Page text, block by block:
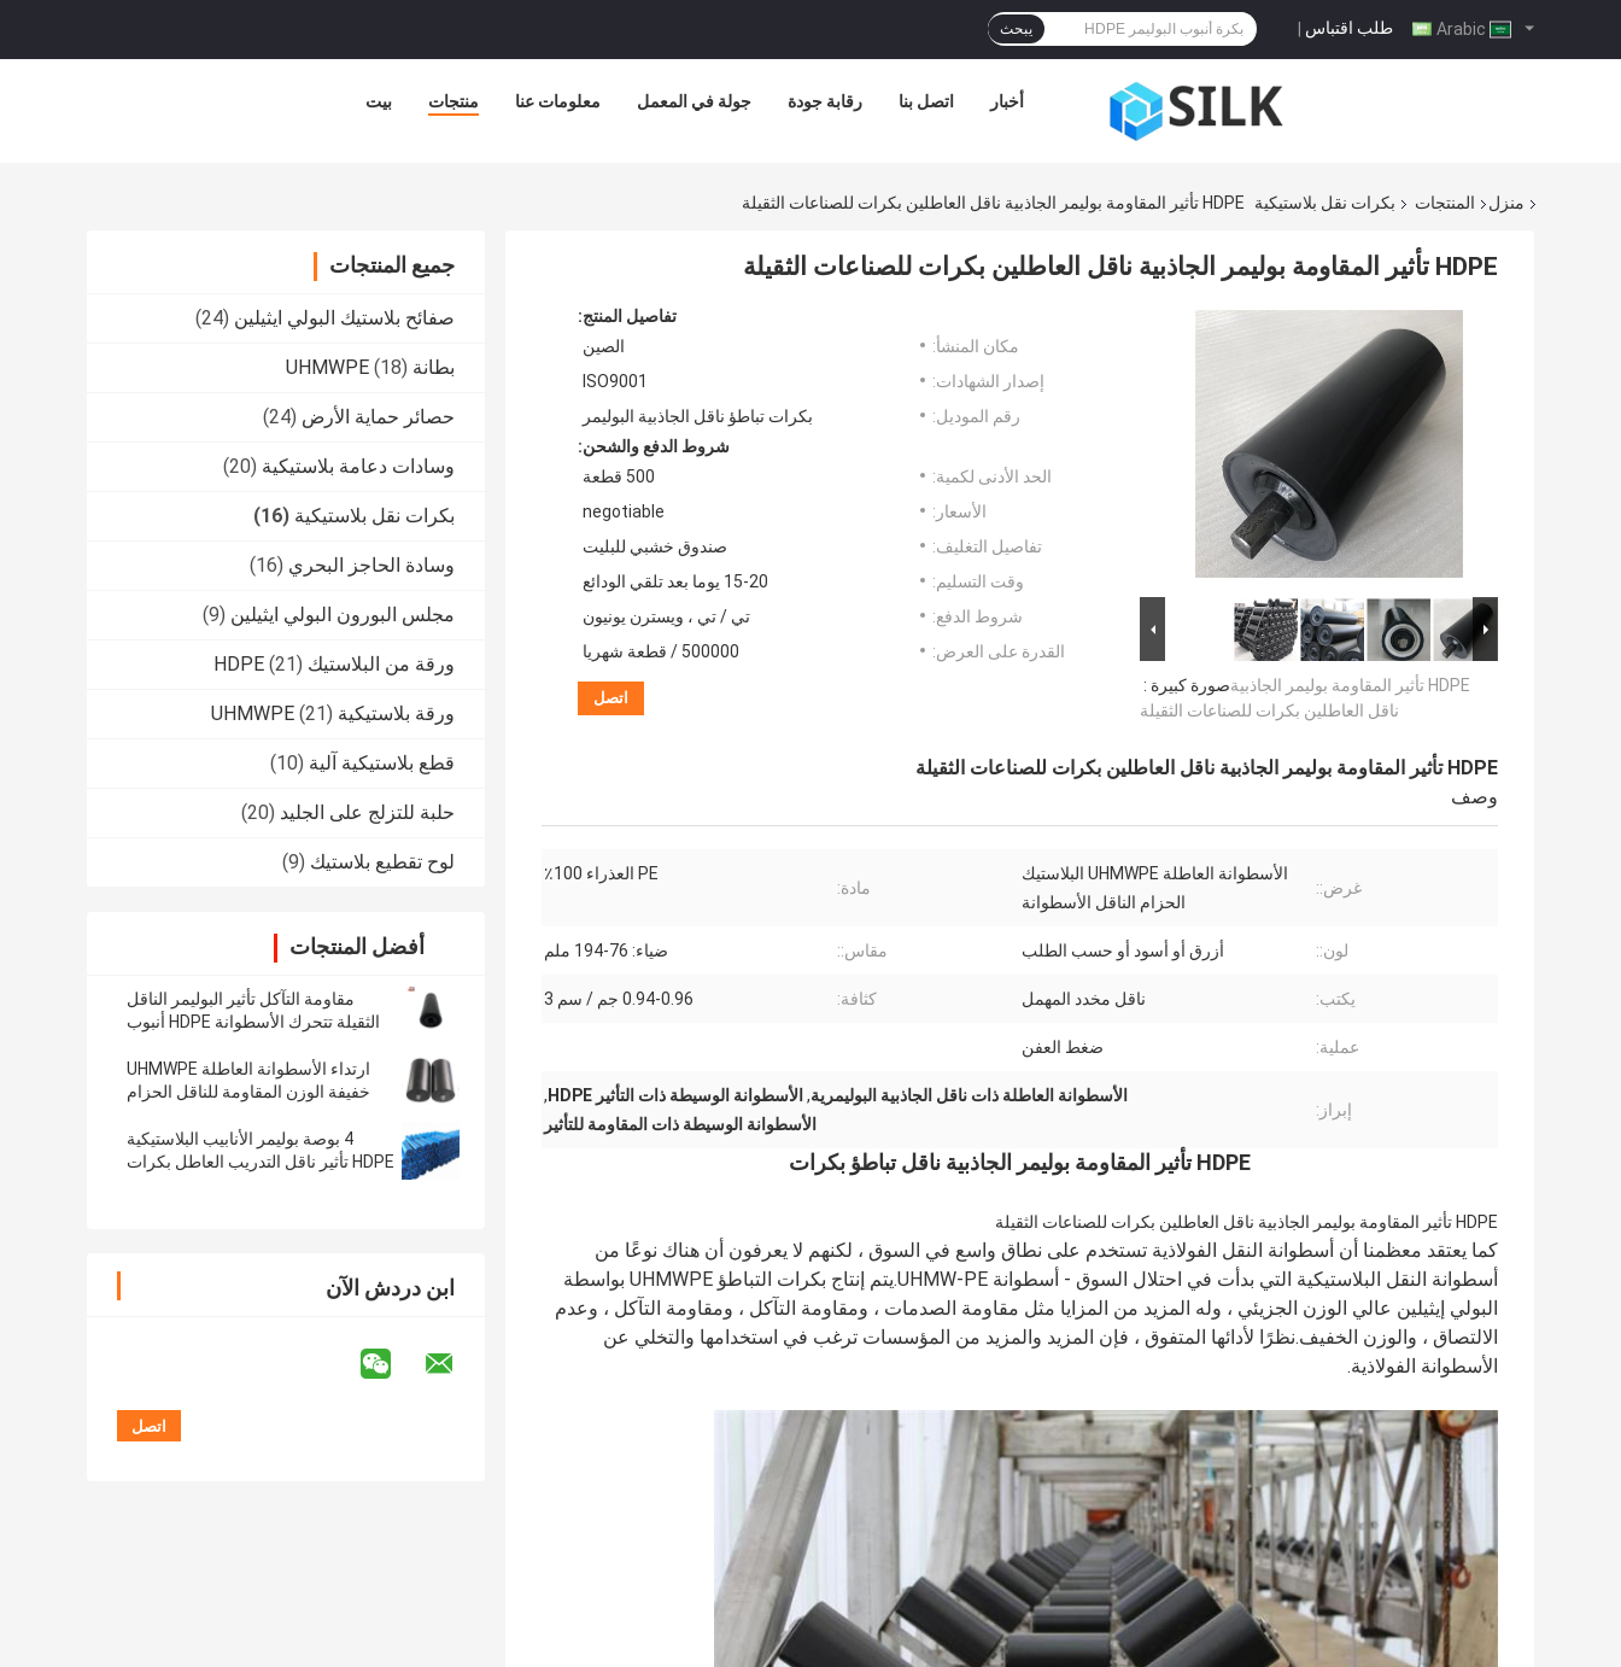
طلب اقتباس | يبحث
بيت منتجات معلومات عنا جولة في المعمل رقابة جودة اتصل بنا أخبار
منزل المنتجات بكرات نقل بلاستيكية HDPE تأثير المقاومة بوليمر الجاذبية ناقل العاطلين بكرات للصناعات الثقيلة
جميع المنتجات
صفائح بلاستيك البولي ايثيلين (24)
بطانة UHMWPE (18)
حصائر حماية الأرض (24)
وسادات دعامة بلاستيكية (20)
بكرات نقل بلاستيكية (16)
وسادة الحاجز البحري (16)
مجلس البورون البولي ايثيلين (9)
ورقة من البلاستيك HDPE (21)
ورقة بلاستيكية UHMWPE (21)
قطع بلاستيكية آلية (10)
حلبة للتزلج على الجليد (20)
لوح تقطيع بلاستيك (9)
أفضل المنتجات
مقاومة التآكل تأثير البوليمر الناقل
الثقيلة تتحرك الأسطوانة HDPE أنبوب
ارتداء الأسطوانة العاطلة UHMWPE
خفيفة الوزن المقاومة للناقل الحزام
4 بوصة بوليمر الأنابيب البلاستيكية
HDPE تأثير ناقل التدريب العاطل بكرات
ابن دردش الآن
HDPE تأثير المقاومة بوليمر الجاذبية ناقل العاطلين بكرات للصناعات الثقيلة
صورة كبيرة :HDPE تأثير المقاومة بوليمر الجاذبية
ناقل العاطلين بكرات للصناعات الثقيلة
تفاصيل المنتج:
مكان المنشأ:
الصين
إصدار الشهادات:
ISO9001
رقم الموديل:
بكرات تباطؤ ناقل الجاذبية البوليمر
شروط الدفع والشحن:
الحد الأدنى لكمية:
500 قطعة
الأسعار:
negotiable
تفاصيل التغليف:
صندوق خشبي للبليت
وقت التسليم:
15-20 يوما بعد تلقي الودائع
شروط الدفع:
تي / تي ، ويسترن يونيون
القدرة على العرض:
500000 / قطعة شهريا
اتصل
HDPE تأثير المقاومة بوليمر الجاذبية ناقل العاطلين بكرات للصناعات الثقيلة
وصف
غرض::
الأسطوانة العاطلة UHMWPE البلاستيك
الحزام الناقل الأسطوانة
مادة:
PE العذراء 100٪
لون:: أزرق أو أسود أو حسب الطلب مقاس:: ضياء: 76-194 ملم
يكتب: ناقل مخدد المهمل كثافة: 0.94-0.96 جم / سم 3
عملية: ضغط العفن
إبراز:
الأسطوانة العاطلة ذات ناقل الجاذبية البوليمرية, الأسطوانة الوسيطة ذات التأثير HDPE
,
الأسطوانة الوسيطة ذات المقاومة للتأثير
HDPE تأثير المقاومة بوليمر الجاذبية ناقل تباطؤ بكرات
HDPE تأثير المقاومة بوليمر الجاذبية ناقل العاطلين بكرات للصناعات الثقيلة
كما يعتقد معظمنا أن أسطوانة النقل الفولاذية تستخدم على نطاق واسع في السوق ، لكنهم لا يعرفون أن هناك نوعًا من
أسطوانة النقل البلاستيكية التي بدأت في احتلال السوق - أسطوانة UHMW-PE.يتم إنتاج بكرات التباطؤ UHMWPE بواسطة
البولي إيثيلين عالي الوزن الجزيئي ، وله المزيد من المزايا مثل مقاومة الصدمات ، ومقاومة التآكل ، ومقاومة التآكل ، وعدم
الالتصاق ، والوزن الخفيف.نظرًا لأدائها المتفوق ، فإن المزيد والمزيد من المؤسسات ترغب في استخدامها والتخلي عن
الأسطوانة الفولاذية.